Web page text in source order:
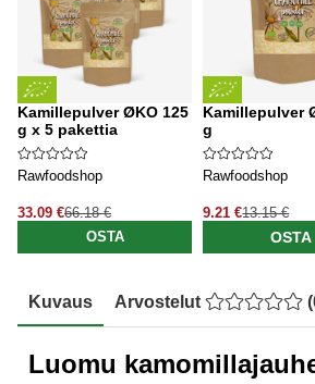
Kamillepulver ØKO 125
g x 5 pakettia
Rawfoodshop
33.09 €66.18 €
OSTA
Kamillepulver
g
Rawfoodshop
9.21 €13.15 €
OSTA
Kuvaus Arvostelut (
Luomu